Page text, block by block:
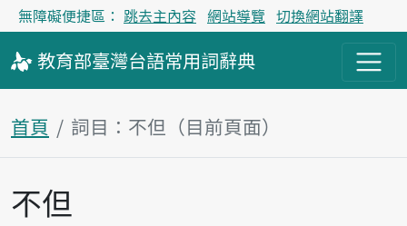
無障礙便捷區： 跳去主內容 網站導覽 切換網站翻譯
教育部臺灣台語常用詞辭典
首頁 詞目：不但（目前頁面）
主內容區塊
不但